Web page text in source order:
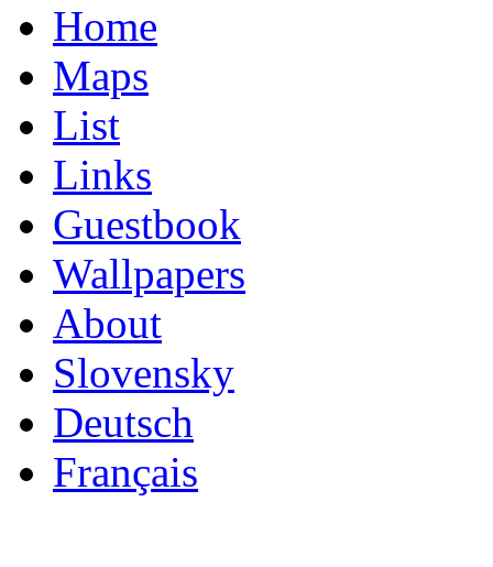
Home
Maps
List
Links
Guestbook
Wallpapers
About
Slovensky
Deutsch
Français